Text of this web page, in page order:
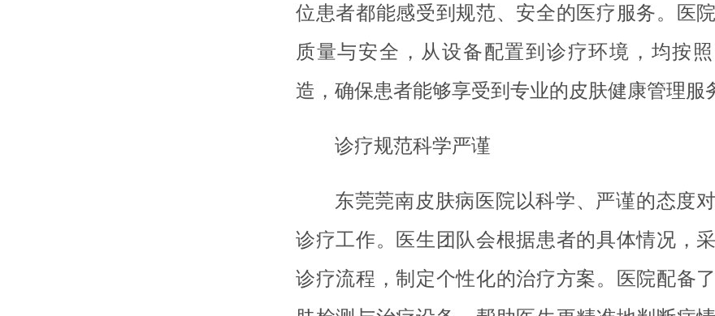
位患者都能感受到规范、安全的医疗服务。医
质量与安全，从设备配置到诊疗环境，均按
造，确保患者能够享受到专业的皮肤健康管理服
诊疗规范科学严谨
东莞莞南皮肤病医院以科学、严谨的态度
诊疗工作。医生团队会根据患者的具体情况，
诊疗流程，制定个性化的治疗方案。医院配备